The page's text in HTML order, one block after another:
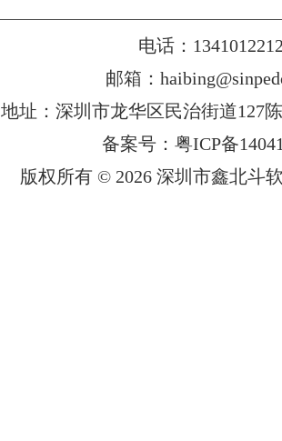
电话：
邮箱：
地址：深圳市龙华区民治街道127
备案号：粤ICP备
版权所有 © 2026 深圳市鑫北斗